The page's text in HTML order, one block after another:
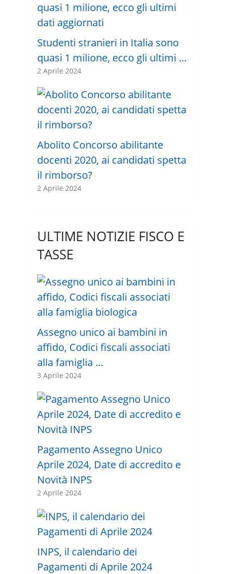
Studenti stranieri in Italia sono
quasi 1 milione, ecco gli ultimi …
2 Aprile 2024
Abolito Concorso abilitante
docenti 2020, ai candidati spetta
il rimborso?
2 Aprile 2024
ULTIME NOTIZIE FISCO E
TASSE
Assegno unico ai bambini in
affido, Codici fiscali associati
alla famiglia …
3 Aprile 2024
Pagamento Assegno Unico
Aprile 2024, Date di accredito e
Novità INPS
2 Aprile 2024
INPS, il calendario dei
Pagamenti di Aprile 2024